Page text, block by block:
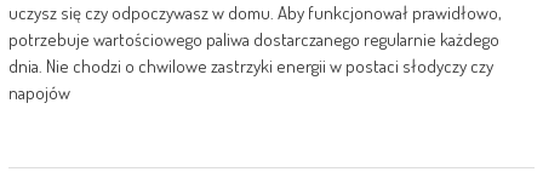
uczysz się czy odpoczywasz w domu. Aby funkcjonował prawidłowo,
potrzebuje wartościowego paliwa dostarczanego regularnie każdego
dnia. Nie chodzi o chwilowe zastrzyki energii w postaci słodyczy czy
napojów